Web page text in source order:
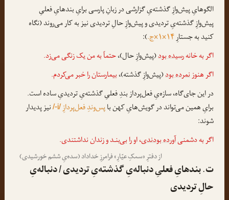
الگوهایِ پیش‌وازِ گذشته‌یِ گزارشی در زبانِ پارسی برایِ بندهایِ فعلیِ
پیش‌وازِ گذشته‌یِ تردیدی و پیش‌وازِ حالِ تردیدی نیز به کار می‌روند (نگاه
کنید به جستارِ۱۴×۱×ج.
):
اگر به خانهرسیده بود(پیش‌وازِ حال)،حتماً به من یک زنگی می‌زد.
اگر هنوزنمرده بود(پیش‌وازِ گذشته)،بیمارستان را خبر می‌کردم.
در این جای‌گاه، سازه‌یِ فعل‌پرداز بندِ فعلیِ گذشته‌یِ تردیدیِ ساده است.
برایِ همین می‌تواند در گویش‌هایِ کهن باپس‌وندِ فعل‌پردازِ/-i/نیز پدیدار
شوند:
اگر به دشمنیآورده بودندی، او را بی‌بنـد و زندان نداشتندی.
از دفترِ «سمکِ عیّارِ» فرامرزِ خداداد (سده‌یِ ششم خورشیدی)
ت. بندهایِ فعلیِ دنباله‌یِ گذشته‌یِ تردیدی / دنباله‌یِ
حالِ تردیدی